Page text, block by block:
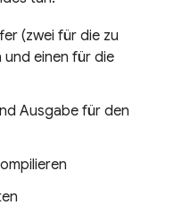
(zwei für die zu
und einen für die
Ausgabe für den